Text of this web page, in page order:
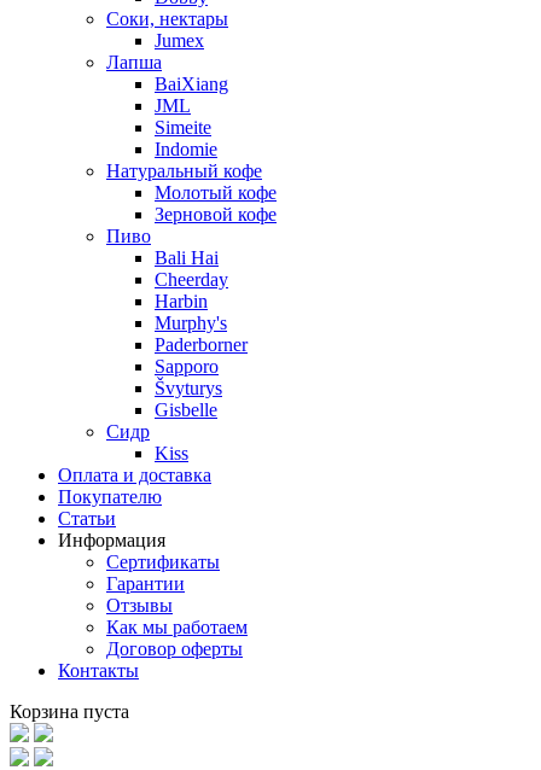
Соки, нектары
Jumex
Лапша
BaiXiang
JML
Simeite
Indomie
Натуральный кофе
Молотый кофе
Зерновой кофе
Пиво
Bali Hai
Cheerday
Harbin
Murphy's
Paderborner
Sapporo
Švyturys
Gisbelle
Сидр
Kiss
Оплата и доставка
Покупателю
Статьи
Информация
Сертификаты
Гарантии
Отзывы
Как мы работаем
Договор оферты
Контакты
Корзина пуста